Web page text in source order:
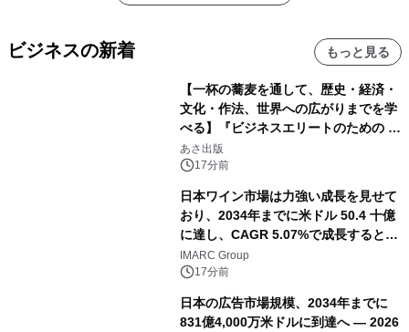
ビジネスの新着 もっと見る
【一杯の蕎麦を通して、歴史・経済・
文化・作法、世界への広がりまでを学
べる】『ビジネスエリートのための 教
養としての蕎麦』2026年8月25日
（火）発売
あさ出版
17分前
日本ワイン市場は力強い成長を見せて
おり、2034年までに米ドル 50.4 十億
に達し、CAGR 5.07%で成長すると予
測
IMARC Group
17分前
日本の広告市場規模、2034年までに
831億4,000万米ドルに到達へ ― 2026